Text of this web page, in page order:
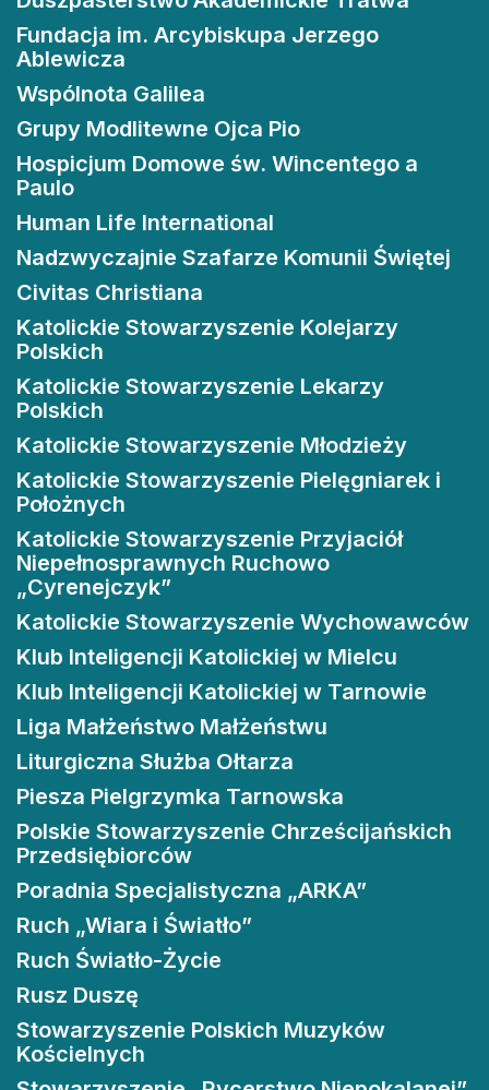
Fundacja im. Arcybiskupa Jerzego
Ablewicza
Wspólnota Galilea
Grupy Modlitewne Ojca Pio
Hospicjum Domowe św. Wincentego a
Paulo
Human Life International
Nadzwyczajnie Szafarze Komunii Świętej
Civitas Christiana
Katolickie Stowarzyszenie Kolejarzy
Polskich
Katolickie Stowarzyszenie Lekarzy
Polskich
Katolickie Stowarzyszenie Młodzieży
Katolickie Stowarzyszenie Pielęgniarek i
Położnych
Katolickie Stowarzyszenie Przyjaciół
Niepełnosprawnych Ruchowo
„Cyrenejczyk”
Katolickie Stowarzyszenie Wychowawców
Klub Inteligencji Katolickiej w Mielcu
Klub Inteligencji Katolickiej w Tarnowie
Liga Małżeństwo Małżeństwu
Liturgiczna Służba Ołtarza
Piesza Pielgrzymka Tarnowska
Polskie Stowarzyszenie Chrześcijańskich
Przedsiębiorców
Poradnia Specjalistyczna „ARKA”
Ruch „Wiara i Światło”
Ruch Światło-Życie
Rusz Duszę
Stowarzyszenie Polskich Muzyków
Kościelnych